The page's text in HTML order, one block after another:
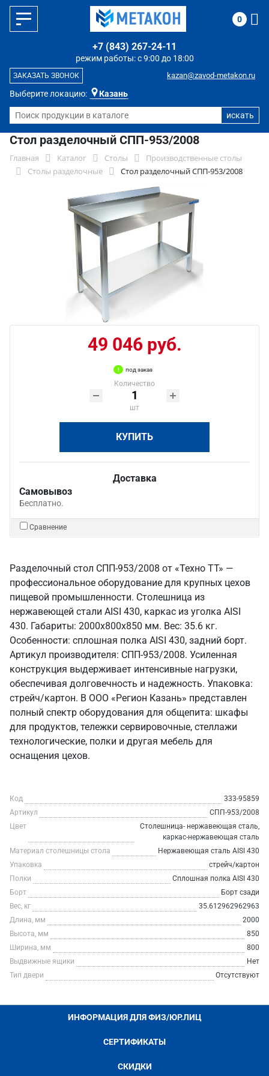
Выберите локацию: Казань
режим работы: с 9:00 до 18:00
+7 (843) 267-24-11
kazan@zavod-metakon.ru
ЗАКАЗАТЬ ЗВОНОК
0
Стол разделочный СПП-953/2008
Главная Каталог Столы
Производственные столы
Столы разделочные
Стол разделочный СПП-953/2008
49 046 руб.
под заказ
Количество
шт
КУПИТЬ
Доставка
Самовывоз
Бесплатно.
Сравнение
Разделочный стол СПП-953/2008 от «Техно ТТ» —
профессиональное оборудование для крупных цехов
пищевой промышленности. Столешница из
нержавеющей стали AISI 430, каркас из уголка AISI
430. Габариты: 2000x800x850 мм. Вес: 35.6 кг.
Особенности: сплошная полка AISI 430, задний борт.
Артикул производителя: СПП-953/2008. Усиленная
конструкция выдерживает интенсивные нагрузки,
обеспечивая долговечность и надежность. Упаковка:
стрейч/картон. В ООО «Регион Казань» представлен
полный спектр оборудования для общепита: шкафы
для продуктов, тележки сервировочные, стеллажи
технологические, полки и другая мебель для
оснащения цехов.
Код
333-95859
Артикул
СПП-953/2008
Цвет
Столешница- нержавеющая сталь,
каркас-нержавеющая сталь
Материал столешницы стола
Нержавеющая сталь AISI 430
Упаковка
стрейч/картон
Полки
Сплошная полка AISI 430
Борт
Борт сзади
Вес, кг
35.612962962963
Длина, мм
2000
Высота, мм
850
Ширина, мм
800
Выдвижные ящики
Нет
Тип двери
Отсутствуют
ИНФОРМАЦИЯ ДЛЯ ФИЗ/ЮР.ЛИЦ
СЕРТИФИКАТЫ
СКИДКИ